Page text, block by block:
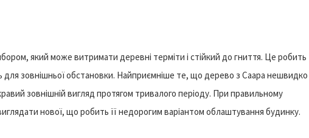
який може витримати деревні терміти і стійкий до гниття. Це робить
для зовнішньої обстановки. Найприємніше те, що дерево з Саара нешвидко
зовнішній вигляд протягом тривалого періоду. При правильному
нової, що робить її недорогим варіантом облаштування будинку.